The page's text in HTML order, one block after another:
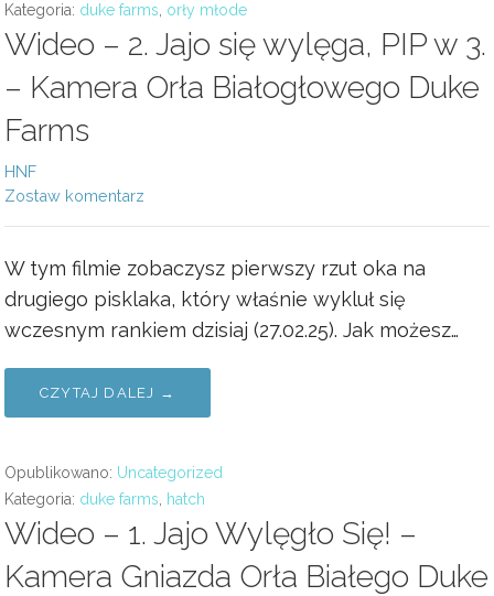
Kategoria: duke farms orły młode
Wideo – 2. Jajo się wylęga, PIP w 3.
– Kamera Orła Białogłowego Duke
Farms
HNF
Zostaw komentarz
W tym filmie zobaczysz pierwszy rzut oka na
drugiego pisklaka, który właśnie wykluł się
wczesnym rankiem dzisiaj (27.02.25). Jak możesz…
CZYTAJ DALEJ →
Opublikowano: Uncategorized
Kategoria: duke farms hatch
Wideo – 1. Jajo Wylęgło Się! –
Kamera Gniazda Orła Białego Duke